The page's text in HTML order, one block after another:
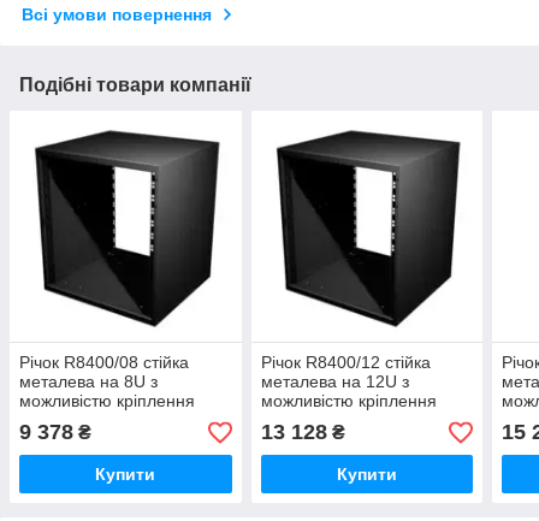
Всі умови повернення
Подібні товари компанії
Річок R8400/08 стійка
металева на 8U з
можливістю кріплення
ручок R8490. Може бути
оснащена прозорими
9 378 ₴
Купити
Річок R8400/12 стійка
металева на 12U з
можливістю кріплення
ручок R8490. Може бути
оснащена прозорими
13 128₴
Купити
15